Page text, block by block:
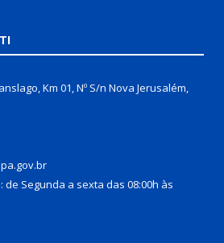
Km 01, Nº S/n Nova Jerusalém,
Segunda a sexta das 08:00h às